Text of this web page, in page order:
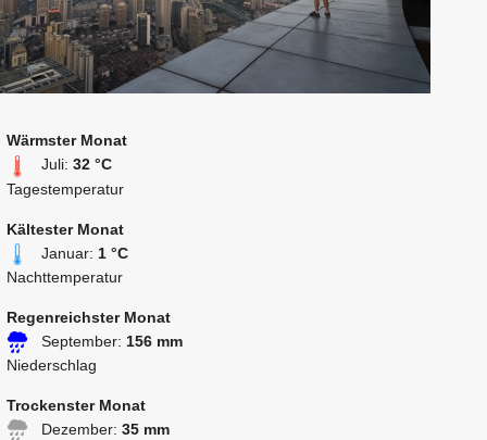
Wärmster Monat
Juli: 32 °C
Tagestemperatur
Kältester Monat
Januar: 1 °C
Nachttemperatur
Regenreichster Monat
September: 156 mm
Niederschlag
Trockenster Monat
Dezember: 35 mm